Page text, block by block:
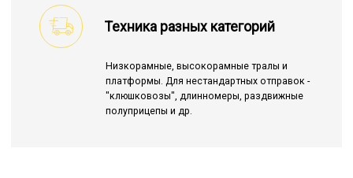
Техника разных категорий
Низкорамные, высокорамные тралы и
платформы. Для нестандартных отправок -
"клюшковозы", длинномеры, раздвижные
полуприцепы и др.